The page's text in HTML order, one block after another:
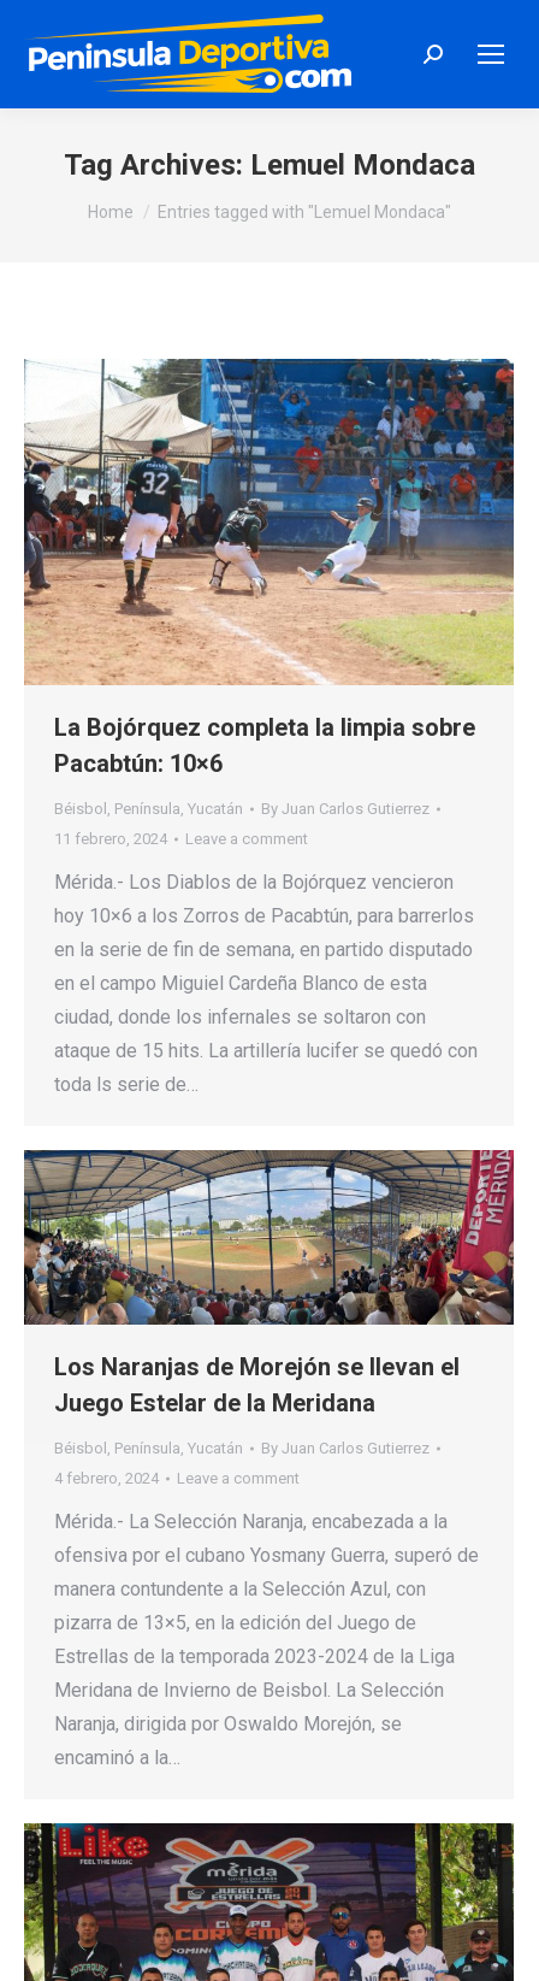
Search:
Tag Archives: Lemuel Mondaca
You are here:
Home Entries tagged with "Lemuel Mondaca"
La Bojórquez completa la limpia sobre
Pacabtún: 10×6
Béisbol , Península, Yucatán By Juan Carlos Gutierrez
11 febrero, 2024
Leave a comment
Mérida.- Los Diablos de la Bojórquez vencieron
hoy 10×6 a los Zorros de Pacabtún, para barrerlos
en la serie de fin de semana, en partido disputado
en el campo Miguiel Cardeña Blanco de esta
ciudad, donde los infernales se soltaron con
ataque de 15 hits. La artillería lucifer se quedó con
toda ls serie de…
Los Naranjas de Morejón se llevan el
Juego Estelar de la Meridana
Béisbol , Península, Yucatán By Juan Carlos Gutierrez
4 febrero, 2024
Leave a comment
Mérida.- La Selección Naranja, encabezada a la
ofensiva por el cubano Yosmany Guerra, superó de
manera contundente a la Selección Azul, con
pizarra de 13×5, en la edición del Juego de
Estrellas de la temporada 2023-2024 de la Liga
Meridana de Invierno de Beisbol. La Selección
Naranja, dirigida por Oswaldo Morejón, se
encaminó a la…